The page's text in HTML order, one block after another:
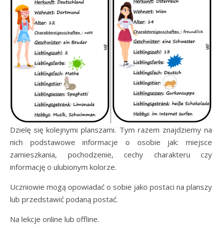
Dzielę się kolejnymi planszami. Tym razem znajdziemy na
nich podstawowe informacje o osobie jak: miejsce
zamieszkania, pochodzenie, cechy charakteru czy
informację o ulubionym kolorze.
Uczniowie mogą opowiadać o sobie jako postaci na planszy
lub przedstawić podaną postać.
Na lekcje online lub offline.